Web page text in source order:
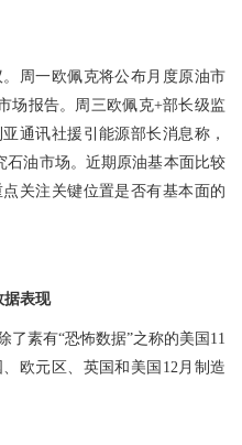
周一欧佩克将公布月度原油市
场报告。周三欧佩克+部长级监
通讯社援引能源部长消息称，
石油市场。近期原油基本面比较
关注关键位置是否有基本面的
据表现
了素有“恐怖数据”之称的美国11
欧元区、英国和美国12月制造